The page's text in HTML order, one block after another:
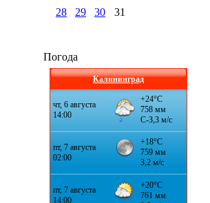
28
29 30 31
Погода
Калининград